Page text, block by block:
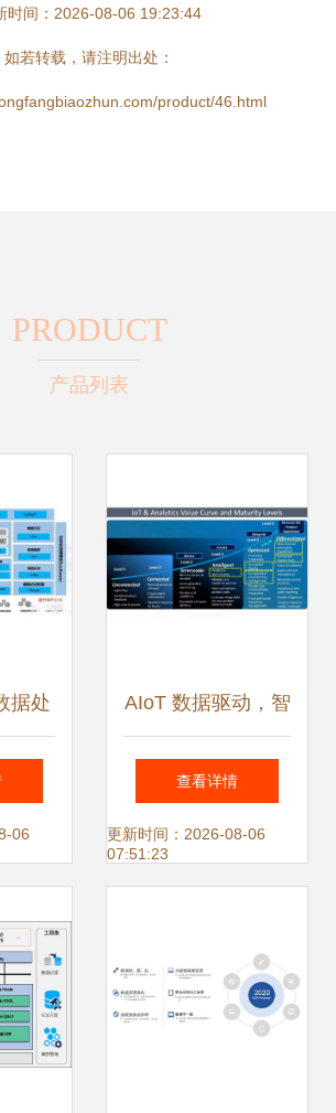
时间：2026-08-06 19:23:44
如若转载，请注明出处：
product/46.html
PRODUCT
产品列表
据处
品对
06
AIoT 数据驱动，智
联万物，重塑未来
生活
查看详情
更新时间：2026-08-06
07:51:23